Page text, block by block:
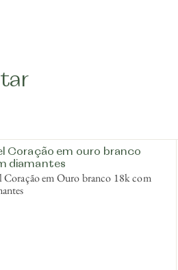
Coração em ouro branco
diamantes
Coração em Ouro branco 18k com